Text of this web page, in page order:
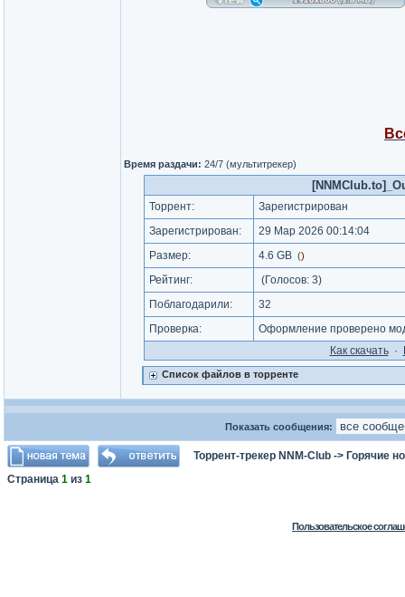
Время раздачи: 24/7 (мультитрекер)
Торрент:
Зарегистрирован
Зарегистрирован:
29 Мар 2026 00:14:04
Размер:
4.6 GB ()
Рейтинг: (Голосов: 3)
Поблагодарили:
32
Проверка:
Оформление проверено
Как cкачать·
Список файлов в торренте
Показать сообщения:
Торрент-трекер NNM-Club -> Горячие
Страница 1 из 1
Пользовательское